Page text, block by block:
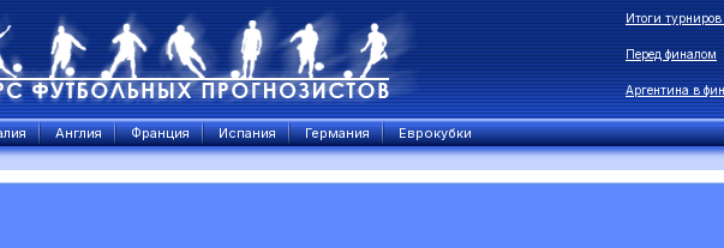
Итоги
Перед финалом
Аргентина в
Англия Франция Испания Германия Еврокубки